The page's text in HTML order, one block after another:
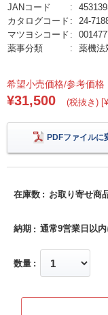
JANコード
カタログコード
24-
マツヨシコード
薬事分類
薬機法
希望小売価格/参考価格
¥31,500 (税抜き)
PDFファイルに
在庫数 お取り寄せ商
納期 通常9営業日以
数量